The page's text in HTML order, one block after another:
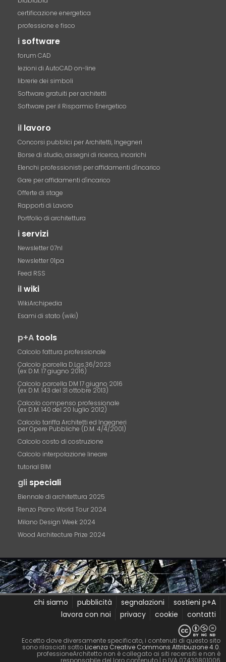
certificazione energetica
professione e fisco
i software
forum CAD
lezioni di AutoCAD on-line
librerie dei simboli
Software gratuiti per architetti
Software per il Risparmio Energetico
il lavoro
Concorsi pubblici per Architetti, Ingegneri
Borse di studio, assegni di ricerca, incarichi
Elenchi professionisti per affidamenti d'incarico
Gare per affidamenti d'incarico
Offerte di stage
Rapporti di Lavoro
Portfolio di architettura
i servizi
Newsletter 07nl
Newsletter 01pa
Feed RSS
ilwiki
WikiArchipedia
Esami di stato (wiki)
p+A tools
Calcolo fattura professionale
Calcolo parcella D.Lgs.36/2023
(ex D.M. 17 giugno 2016)
Calcolo parcella DM 17 giugno 2016
(ex D.M. 143 del 31 ottobre 2013)
Calcolo compenso professionale
(ex D.M. 140 del 20 luglio 2012)
Calcolo tariffa Architetti ed Ingegneri
per Opere Pubbliche (D.M. 4/4/2001)
Calcolo costo di costruzione
Calcolo interpolazione lineare
tutorial BIM
gli speciali
Biennale di architettura 2025
Renzo Piano World Tour 2024
Milano Design Week 2024
Wood Architecture Prize 2024
chi siamo pubblicità segnalazioni
sostieni p+A
lavora con noi
privacy cookie contatti
Eccetto dove diversamente specificato, i contenuti di questo sito
sono rilasciati sottoLicenza Creative Commons Attribuzione 4.0.
professioneArchitetto non è collegato ai siti recensiti e non è
responsabile del loro contenuto | p.IVA 07430801006